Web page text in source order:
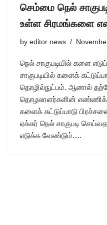
செம்மை நெல்
உள்ள சிரமங்களை
by editor news
நெல் சாகுபடியில் களை
சாகுபடியில் களைக்
தொழில்நுட்பம். ஆனால்
தொழலாளர்களின்
களைக் கட்டுப்பாடு
ஏக்கர் நெல் சாகுபடி
எடுக்க வேண்டும்.…